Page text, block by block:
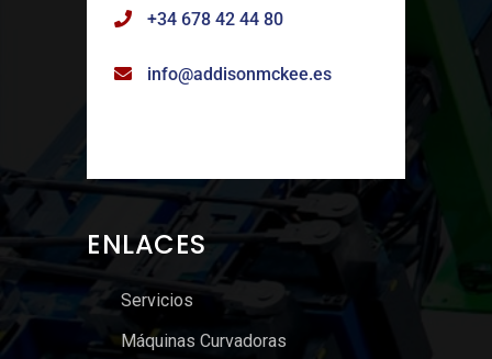
+34 678 42 44 80
info@addisonmckee.es
ENLACES
Servicios
Máquinas Curvadoras